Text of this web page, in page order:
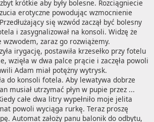
krótkie aby były bolesne. Rozciągniecie
erotyczne powodując wzmocnienie
się wzwód zaczął być bolesny
i zasygnalizował na konsoli. Widzę że
zaraz go rozwiążemy.
irygację, postawiła krzesełko przy fotelu
wzięła w dwa palce prącie i zaczęła powoli
Adam miał potężny wytrysk.
do konsoli fotela. Aby lewatywa dobrze
musiał utrzymać płyn w pupie przez ...
całe dwa litry wypełniło moje jelita
powoli wyciąga rurkę. Teraz proszę
Automat założy panu balonik do odbytu,